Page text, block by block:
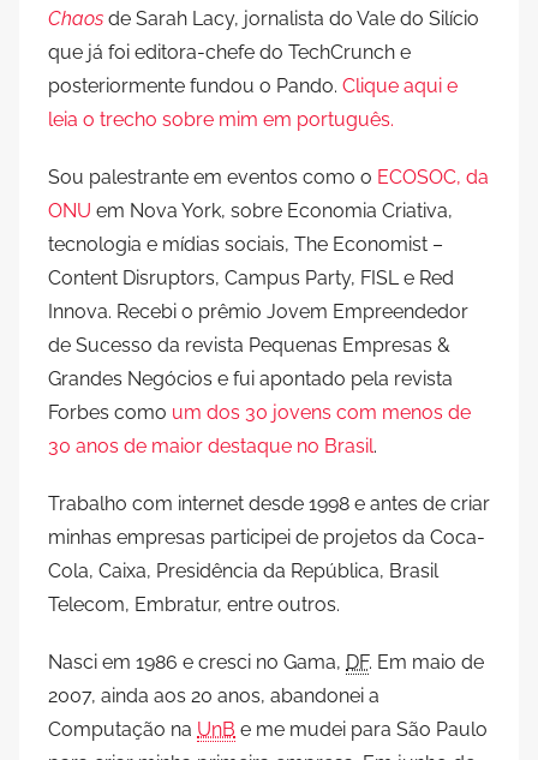
Chaos de Sarah Lacy, jornalista do Vale do Silício
que já foi editora-chefe do TechCrunch e
posteriormente fundou o Pando. Clique aqui e
leia o trecho sobre mim em português.
Sou palestrante em eventos como o ECOSOC, da
ONU em Nova York, sobre Economia Criativa,
tecnologia e mídias sociais, The Economist –
Content Disruptors, Campus Party, FISL e Red
Innova. Recebi o prêmio Jovem Empreendedor
de Sucesso da revista Pequenas Empresas &
Grandes Negócios e fui apontado pela revista
Forbes como um dos 30 jovens com menos de
30 anos de maior destaque no Brasil.
Trabalho com internet desde 1998 e antes de criar
minhas empresas participei de projetos da Coca-
Cola, Caixa, Presidência da República, Brasil
Telecom, Embratur, entre outros.
Nasci em 1986 e cresci no Gama, DF. Em maio de
2007, ainda aos 20 anos, abandonei a
Computação na UnB e me mudei para São Paulo